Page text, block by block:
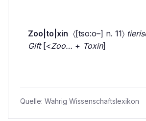
Zoo|to|xin 〈[tso:o–] n. 11〉
Gift[<Zoo… + Toxin]
Quelle: Wahrig Wissenschaftslexikon